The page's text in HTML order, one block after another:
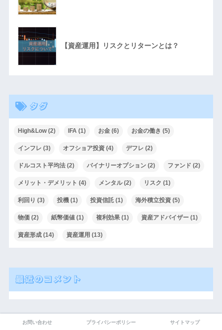
【資産運用】リスクとリターンとは？
タグ
High&Low(2) IFA(1) お金(6) お金の働き (5)
インフレ (3) オフショア投資(4) デフレ (2)
ドルコスト平均法(2) バイナリーオプション(2) ファンド (2)
メリット・デメリット (4) メンタル(2) リスク (1)
利回り (3) 投機(1) 投資信託(1) 海外積立投資(5)
物価(2) 紙幣価値(1) 複利効果(1) 資産アドバイザー(1)
資産形成(14) 資産運用 (13)
最近のコメント
お問い合わせ プライバシーポリシー サイトマップ